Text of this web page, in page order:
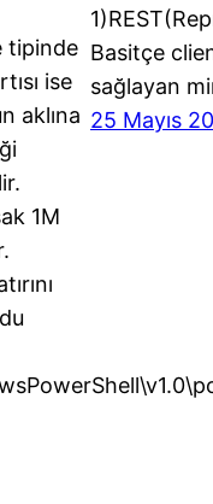
tipinde
ise
aklına
1M
Basitçe
sağlayan
25 Mayıs